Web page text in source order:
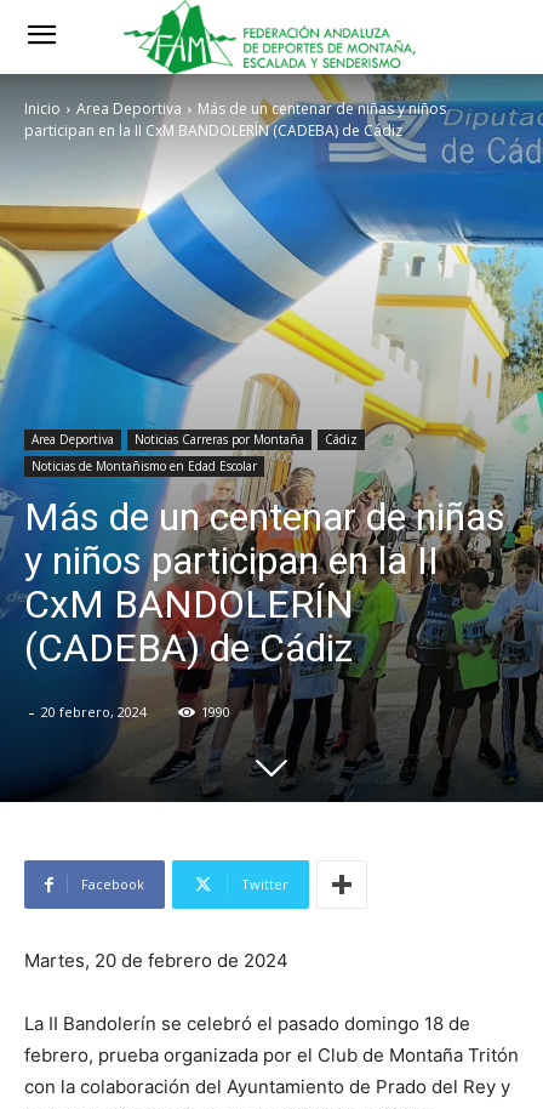
Inicio Area Deportiva
Más de un centenar de niñas y niños
participan en la II CxM BANDOLERÍN (CADEBA) de Cádiz
Area Deportiva Noticias Carreras por Montaña
Cádiz
Noticias de Montañismo en Edad Escolar
Más de un centenar de niñas
y niños participan en la II
CxM BANDOLERÍN
(CADEBA) de Cádiz
- 20 febrero, 2024 1990
Facebook Twitter
Martes, 20 de febrero de 2024
La II Bandolerín se celebró el pasado domingo 18 de
febrero, prueba organizada por el Club de Montaña Tritón
con la colaboración del Ayuntamiento de Prado del Rey y